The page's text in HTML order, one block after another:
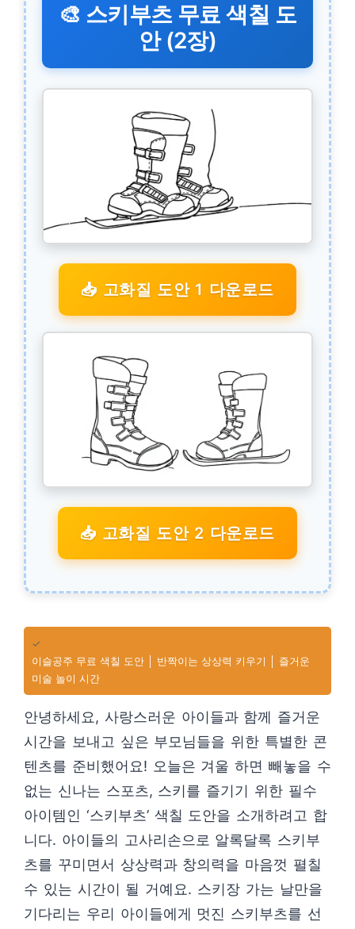
🎨 스키부츠 무료 색칠 도
안 (2장)
📥 고화질 도안 1 다운로드
📥 고화질 도안 2 다운로드
✓
이슬공주 무료 색칠 도안 │ 반짝이는 상상력 키우기 │ 즐거운
미술 놀이 시간
안녕하세요, 사랑스러운 아이들과 함께 즐거운
시간을 보내고 싶은 부모님들을 위한 특별한 콘
텐츠를 준비했어요! 오늘은 겨울 하면 빼놓을 수
없는 신나는 스포츠, 스키를 즐기기 위한 필수
아이템인 ‘스키부츠’ 색칠 도안을 소개하려고 합
니다. 아이들의 고사리손으로 알록달록 스키부
츠를 꾸미면서 상상력과 창의력을 마음껏 펼칠
수 있는 시간이 될 거예요. 스키장 가는 날만을
기다리는 우리 아이들에게 멋진 스키부츠를 선